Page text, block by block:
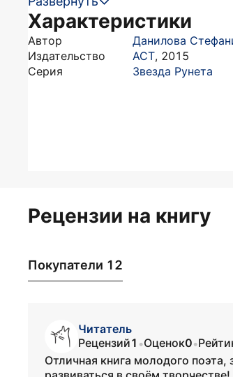
Характеристики
Автор
Данилова
Издательство
АСТ, 2015
Серия
Звезда Рунета
Рецензии на книгу
Покупатели 12
Читатель
Рецензий1 •Оценок0•
Отличная книга молодого